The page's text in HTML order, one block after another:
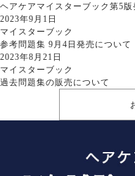
ヘアケアマイスターブック第5
2023年9月1日
マイスターブック
参考問題集 9月4日発売について
2023年8月21日
マイスターブック
過去問題集の販売について